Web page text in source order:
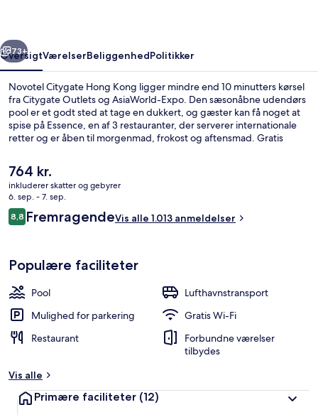
Næste
73+
OversigtVærelserBeliggenhedPolitikker
Novotel Citygate Hong Kong ligger mindre end 10 minutters kørsel
fra Citygate Outlets og AsiaWorld-Expo. Den sæsonåbne udendørs
pool er et godt sted at tage en dukkert, og gæster kan få noget at
spise på Essence, en af 3 restauranter, der serverer internationale
retter og er åben til morgenmad, frokost og aftensmad. Gratis
højdepunkter. Rejsende er vilde med stedets hjælpsomme
personale og korte afstand til lufthavnen.
Den
nuværende
pris
er
764 kr.
764 kr.
inkluderer skatter og gebyrer
6. sep. - 7. sep.
Anmeldelser
8,88,8 ud af 10.
FremragendeVis alle 1.013 anmeldelser
Populære faciliteter
Pool
Lufthavnstransport
Mulighed for parkering
Gratis Wi-Fi
Restaurant
Forbundne værelser
tilbydes
Vis alle
Primære faciliteter (12)